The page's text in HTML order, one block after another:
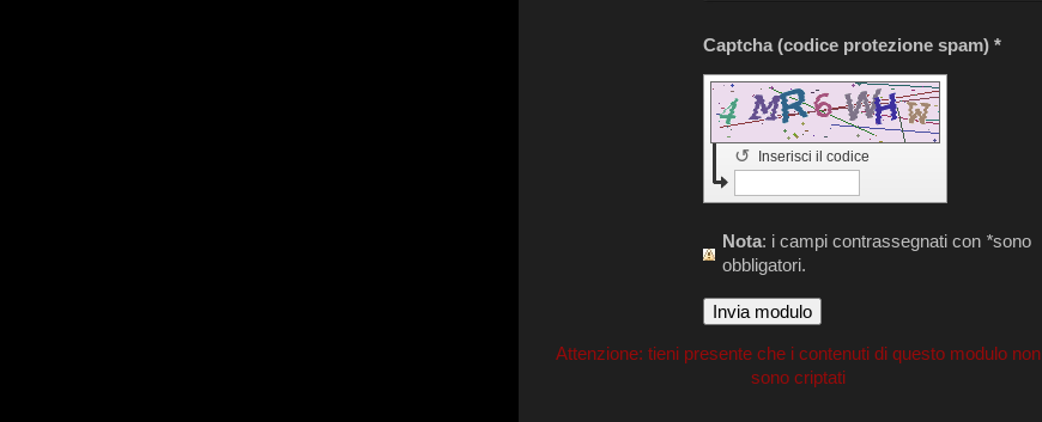
Captcha (codice protezione spam) *
Inserisci il codice
↺
Nota : i campi contrassegnati con *sono
obbligatori.
Attenzione: tieni presente che i contenuti di questo modulo non
sono criptati